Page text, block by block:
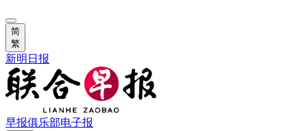
简
繁
新明日报
早报俱乐部电子报